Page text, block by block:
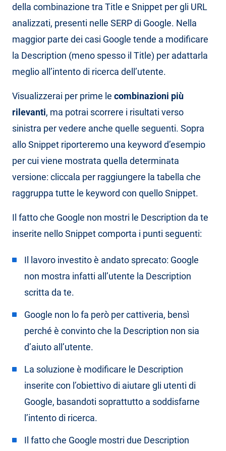
della combinazione tra Title e Snippet per gli URL
analizzati, presenti nelle SERP di Google. Nella
maggior parte dei casi Google tende a modificare
la Description (meno spesso il Title) per adattarla
meglio all’intento di ricerca dell’utente.
Visualizzerai per prime le combinazioni più
rilevanti, ma potrai scorrere i risultati verso
sinistra per vedere anche quelle seguenti. Sopra
allo Snippet riporteremo una keyword d’esempio
per cui viene mostrata quella determinata
versione: cliccala per raggiungere la tabella che
raggruppa tutte le keyword con quello Snippet.
Il fatto che Google non mostri le Description da te
inserite nello Snippet comporta i punti seguenti:
Il lavoro investito è andato sprecato: Google
non mostra infatti all’utente la Description
scritta da te.
Google non lo fa però per cattiveria, bensì
perché è convinto che la Description non sia
d’aiuto all’utente.
La soluzione è modificare le Description
inserite con l’obiettivo di aiutare gli utenti di
Google, basandoti soprattutto a soddisfarne
l’intento di ricerca.
Il fatto che Google mostri due Description